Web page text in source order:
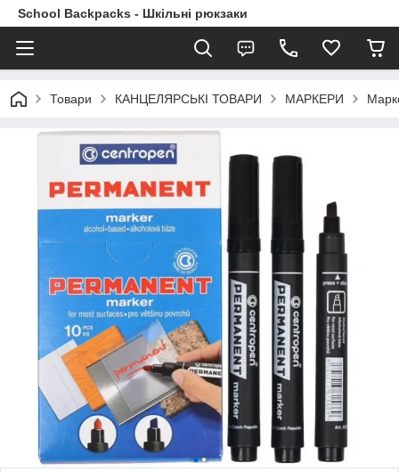
School Backpacks - Шкільні рюкзаки
Товари КАНЦЕЛЯРСЬКІ ТОВАРИ МАРКЕРИ